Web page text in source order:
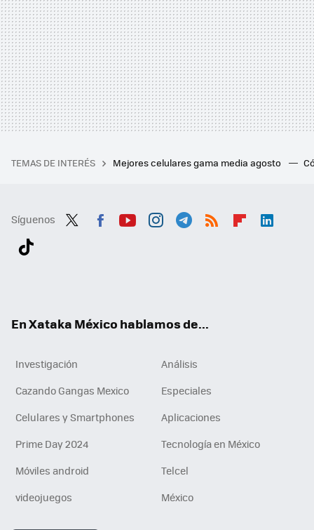
TEMAS DE INTERÉS Mejores celulares gama media agosto
Síguenos
En Xataka México hablamos de...
Investigación
Análisis
Cazando Gangas Mexico
Especiales
Celulares y Smartphones
Aplicaciones
Prime Day 2024
Tecnología en México
Móviles android
Telcel
videojuegos
México